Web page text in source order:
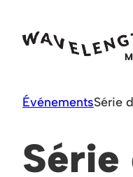
content
ÉvénementsSérie
Série